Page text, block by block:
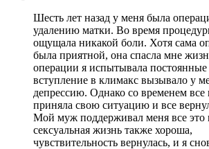
Шесть лет назад у меня была
удалению матки. Во время
ощущала никакой боли. Хотя сама
была приятной, она спасла мне
операции я испытывала
вступление в климакс вызывало у
депрессию. Однако со временем все
приняла свою ситуацию и все
Мой муж поддерживал меня все это
сексуальная жизнь также хороша,
чувствительность вернулась, и я